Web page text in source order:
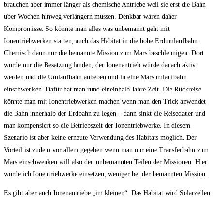
brauchen aber immer länger als chemische Antriebe weil sie erst die Bahn
über Wochen hinweg verlängern müssen. Denkbar wären daher
Kompromisse. So könnte man alles was unbemannt geht mit
Ionentriebwerken starten, auch das Habitat in die hohe Erdumlaufbahn.
Chemisch dann nur die bemannte Mission zum Mars beschleunigen. Dort
würde nur die Besatzung landen, der Ionenantrieb würde danach aktiv
werden und die Umlaufbahn anheben und in eine Marsumlaufbahn
einschwenken. Dafür hat man rund eineinhalb Jahre Zeit. Die Rückreise
könnte man mit Ionentriebwerken machen wenn man den Trick anwendet
die Bahn innerhalb der Erdbahn zu legen – dann sinkt die Reisedauer und
man kompensiert so die Betriebszeit der Ionentriebwerke. In diesem
Szenario ist aber keine erneute Verwendung des Habitats möglich. Der
Vorteil ist zudem vor allem gegeben wenn man nur eine Transferbahn zum
Mars einschwenken will also den unbemannten Teilen der Missionen. Hier
würde ich Ionentriebwerke einsetzen, weniger bei der bemannten Mission.
Es gibt aber auch Ionenantriebe „im kleinen“. Das Habitat wird Solarzellen